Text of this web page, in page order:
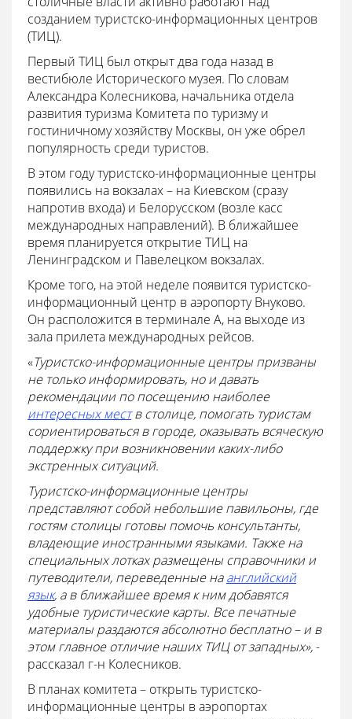
созданием туристско-информационных центров
(ТИЦ).
Первый ТИЦ был открыт два года назад в
вестибюле Исторического музея. По словам
Александра Колесникова, начальника отдела
развития туризма Комитета по туризму и
гостиничному хозяйству Москвы, он уже обрел
популярность среди туристов.
В этом году туристско-информационные центры
появились на вокзалах – на Киевском (сразу
напротив входа) и Белорусском (возле касс
международных направлений). В ближайшее
время планируется открытие ТИЦ на
Ленинградском и Павелецком вокзалах.
Кроме того, на этой неделе появится туристско-
информационный центр в аэропорту Внуково.
Он расположится в терминале А, на выходе из
зала прилета международных рейсов.
«Туристско-информационные центры призваны
не только информировать, но и давать
рекомендации по посещению наиболее
интересных меств столице, помогать туристам
сориентироваться в городе, оказывать всяческую
поддержку при возникновении каких-либо
экстренных ситуаций.
Туристско-информационные центры
представляют собой небольшие павильоны, где
гостям столицы готовы помочь консультанты,
владеющие иностранными языками. Также на
специальных лотках размещены справочники и
путеводители, переведенные наанглийский
язык, а в ближайшее время к ним добавятся
удобные туристические карты. Все печатные
материалы раздаются абсолютно бесплатно – и в
этом главное отличие наших ТИЦ от западных»,-
рассказал г-н Колесников.
В планах комитета – открыть туристско-
информационные центры в аэропортах